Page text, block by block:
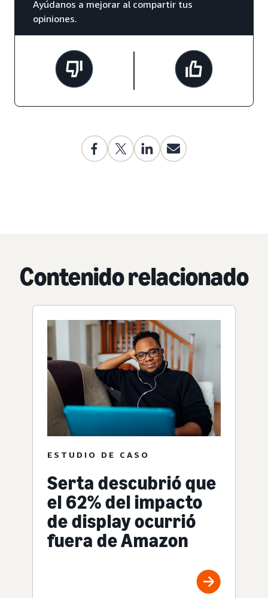
Ayúdanos a mejorar al compartir tus
opiniones.
Contenido relacionado
ESTUDIO DE CASO
Serta descubrió que
el 62% del impacto
de display ocurrió
fuera de Amazon